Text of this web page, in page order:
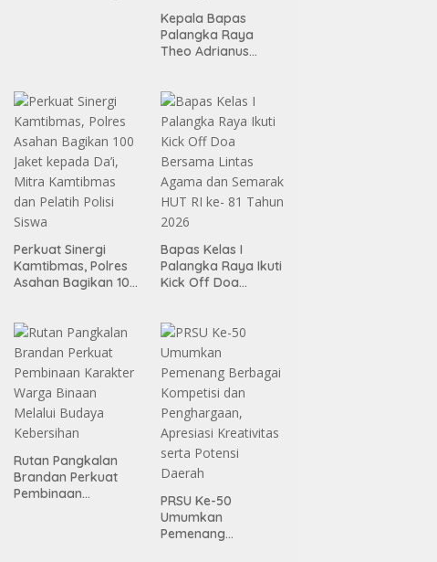
Kepala Bapas
Palangka Raya
Theo Adrianus
Kemandirian Bagi
Klien
Pemasyarakatan
Perkuat Sinergi
Kamtibmas, Polres
Asahan Bagikan 100
dan Pelatih Polisi
Siswa
Bapas Kelas I
Palangka Raya Ikuti
Kick Off Doa
Semarak HUT RI ke-
81 Tahun 2026
Rutan Pangkalan
Brandan Perkuat
Pembinaan
PRSU Ke-50
Umumkan
Pemenang